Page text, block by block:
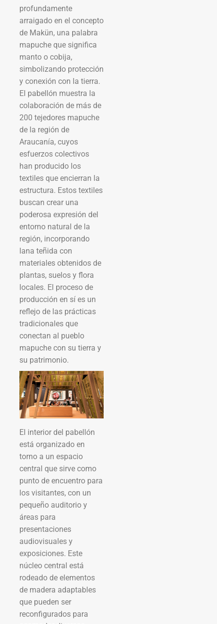
profundamente
arraigado en el concepto
de Makün, una palabra
mapuche que significa
manto o cobija,
simbolizando protección
y conexión con la tierra.
El pabellón muestra la
colaboración de más de
200 tejedores mapuche
de la región de
Araucanía, cuyos
esfuerzos colectivos
han producido los
textiles que encierran la
estructura. Estos textiles
buscan crear una
poderosa expresión del
entorno natural de la
región, incorporando
lana teñida con
materiales obtenidos de
plantas, suelos y flora
locales. El proceso de
producción en sí es un
reflejo de las prácticas
tradicionales que
conectan al pueblo
mapuche con su tierra y
su patrimonio.
El interior del pabellón
está organizado en
torno a un espacio
central que sirve como
punto de encuentro para
los visitantes, con un
pequeño auditorio y
áreas para
presentaciones
audiovisuales y
exposiciones. Este
núcleo central está
rodeado de elementos
de madera adaptables
que pueden ser
reconfigurados para